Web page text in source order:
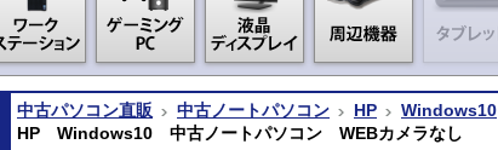
中古パソコン直販 中古ノートパソコン HP
Windows10
HP Windows10 中古ノートパソコン WEBカメラなし